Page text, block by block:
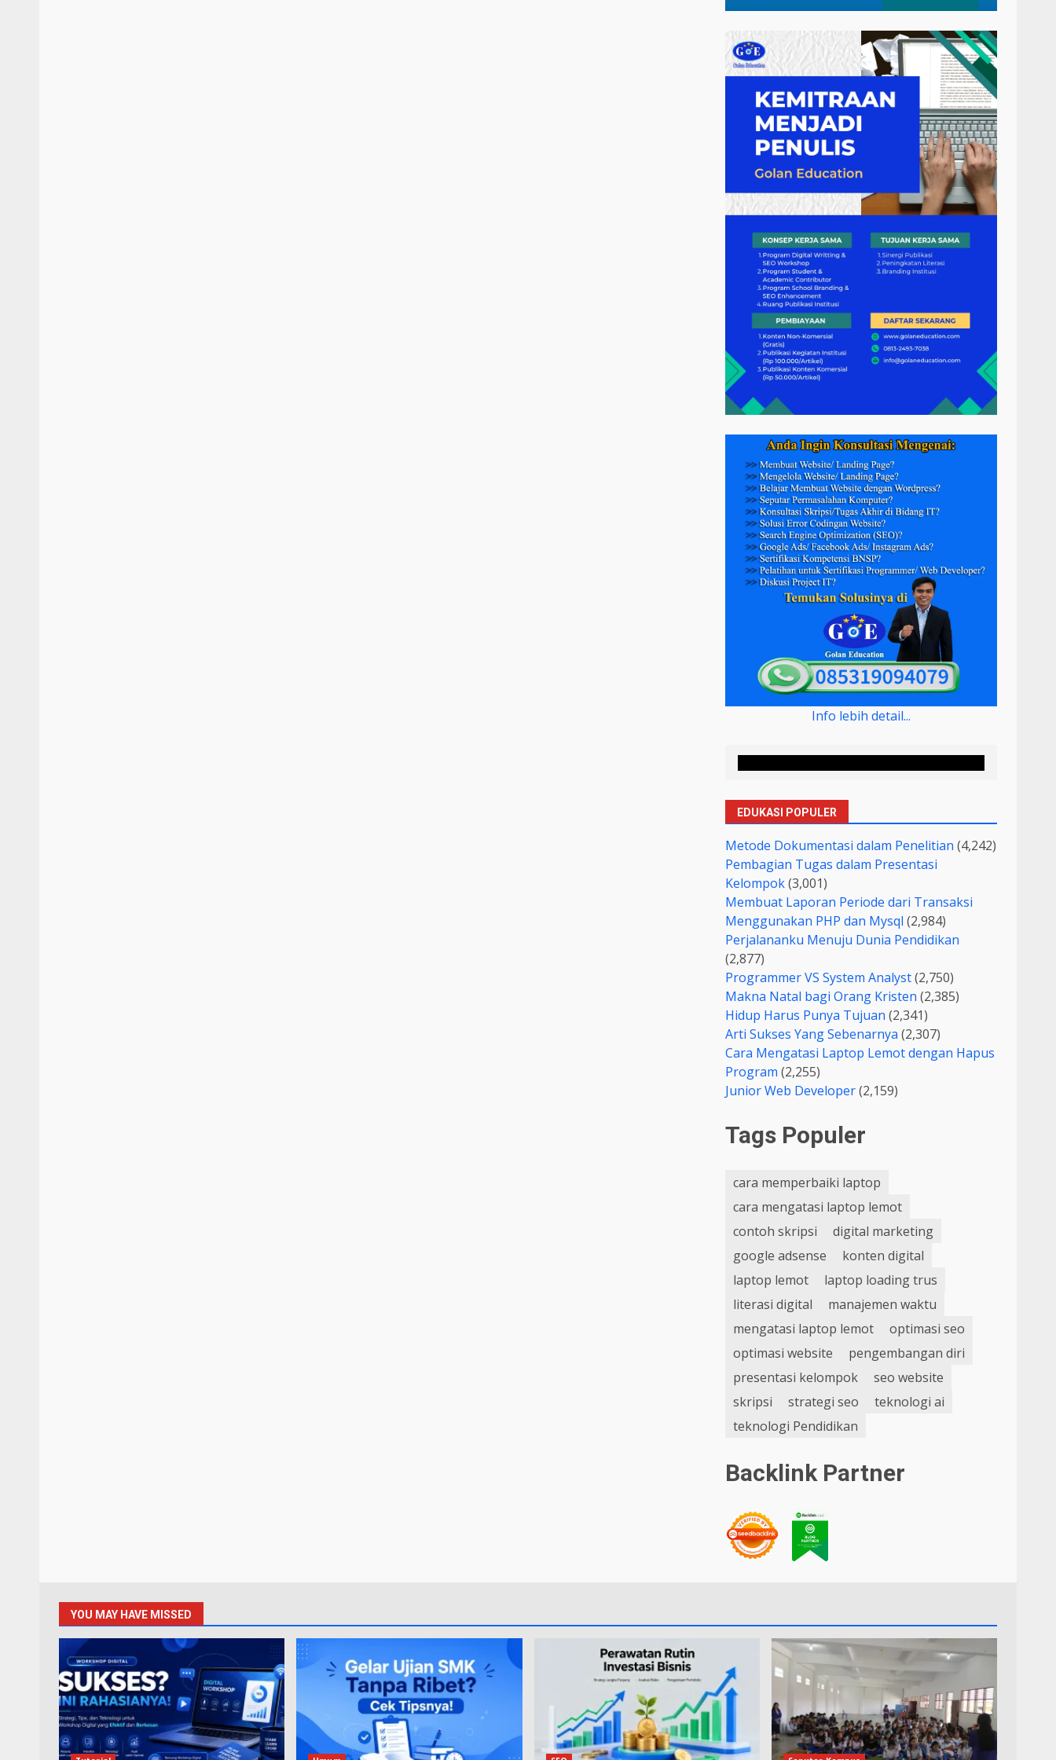
Info lebih detail...
EDUKASI POPULER
Metode Dokumentasi dalam Penelitian (4,242)
Pembagian Tugas dalam Presentasi
Kelompok(3,001)
Membuat Laporan Periode dari Transaksi
Menggunakan PHP dan Mysql (2,984)
Perjalananku Menuju Dunia Pendidikan
(2,877)
Programmer VS System Analyst(2,750)
Makna Natal bagi Orang Kristen (2,385)
Hidup Harus Punya Tujuan (2,341)
Arti Sukses Yang Sebenarnya (2,307)
Cara Mengatasi Laptop Lemot dengan Hapus
Program (2,255)
Junior Web Developer(2,159)
Tags Populer
cara memperbaiki laptop
cara mengatasi laptop lemot
contoh skripsi
digital marketing
google adsense
konten digital
laptop lemot
laptop loading trus
literasi digital
manajemen waktu
mengatasi laptop lemot
optimasi seo
optimasi website
pengembangan diri
presentasi kelompok
seo website
skripsi
strategi seo
teknologi ai
teknologi Pendidikan
Backlink Partner
YOU MAY HAVE MISSED